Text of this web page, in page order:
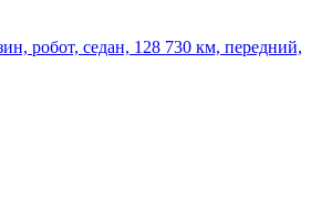
робот, седан, 128 730 км, передний,